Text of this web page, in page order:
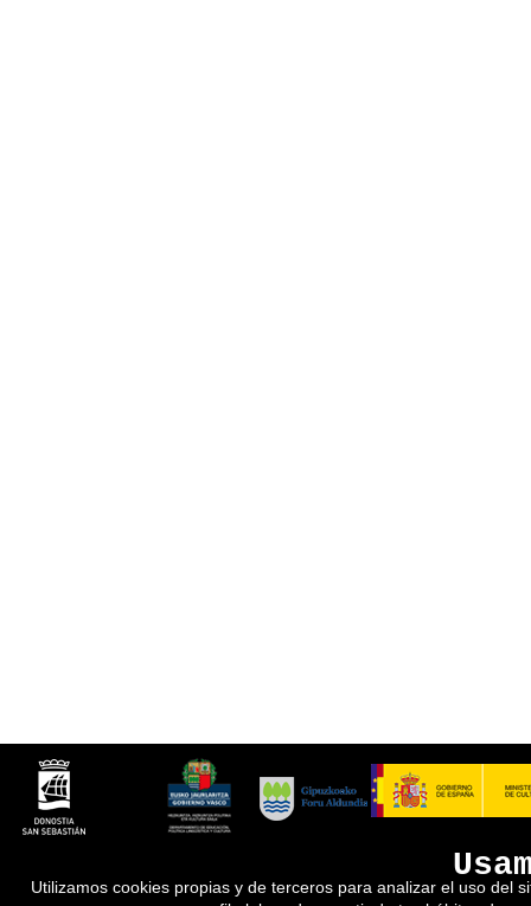
Utilizamos cookies propias y de terceros para analizar el uso del